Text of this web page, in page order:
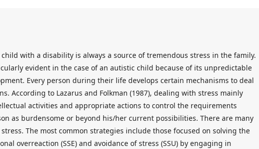
with a disability is always a source of tremendous stress in the family.
evident in the case of an autistic child because of its unpredictable
Every person during their life develops certain mechanisms to deal
According to Lazarus and Folkman (1987), dealing with stress mainly
activities and appropriate actions to control the requirements
as burdensome or beyond his/her current possibilities. There are many
The most common strategies include those focused on solving the
overreaction (SSE) and avoidance of stress (SSU) by engaging in